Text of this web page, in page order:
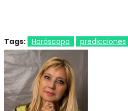
Tags: Horóscopo predicciones